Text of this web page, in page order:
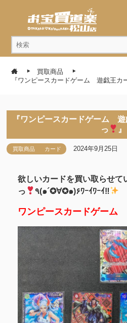
買取商品
『ワンピースカードゲーム 遊戯王
『ワンピースカードゲーム
っ
』
買取商品 カード 2024年9月25日
欲しいカードを買い取らせて
っ
٩(๑´✪∀✪๑)۶ﾜｰｲﾜｰｲ‼
ワンピースカードゲーム